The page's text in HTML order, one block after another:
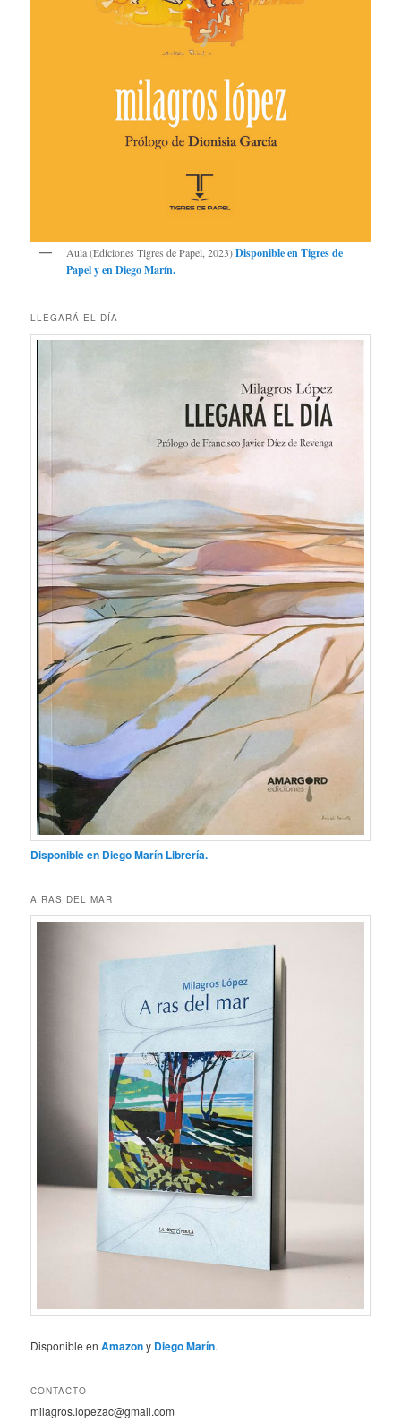
Aula (Ediciones Tigres de Papel, 2023)Disponible enTigres de
Papely enDiego Marín.
LLEGARÁ EL DÍA
Disponible en Diego Marín Librería.
A RAS DEL MAR
Disponible en Amazony Diego Marín.
CONTACTO
milagros.lopezac@gmail.com